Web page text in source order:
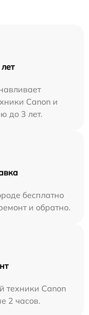
Canon и
до 3 лет.
бесплатно
и обратно.
техники Canon
2 часов.